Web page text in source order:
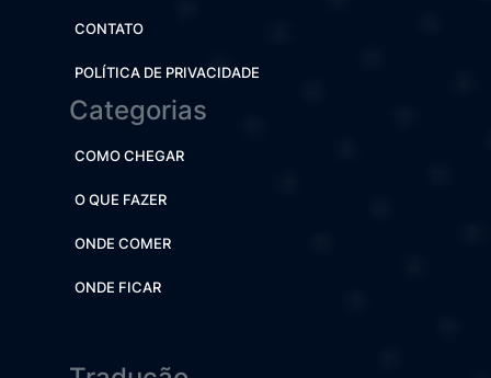
CONTATO
POLÍTICA DE PRIVACIDADE
Categorias
COMO CHEGAR
O QUE FAZER
ONDE COMER
ONDE FICAR